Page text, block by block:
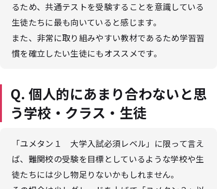
るため、共通テストを受験することを意識している
生徒たちに最も向いていると感じます。
また、非常に取り組みやすい教材であるため学習習
慣を確立したい生徒にもオススメです。
Q. 個人的にあまり合わないと思
う学校・クラス・生徒
「ユメタン１ 大学入試必須レベル」に限って言え
ば、難関校の受験を目標としているような学校や生
徒たちには少し物足りないかもしれません。